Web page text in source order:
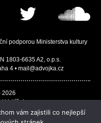
podporou Ministerstva kultury
1803-6635 A2, o.p.s.
4 • mail@advojka.cz
2026
Vojtíšek
& ChSoftvám zajistili co nejlepší